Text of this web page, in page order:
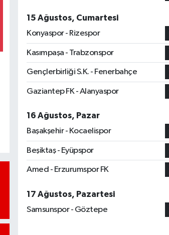
15 Ağustos, Cumartesi
Konyaspor - Rizespor
Kasımpaşa - Trabzonspor
Gençlerbirliği S.K. - Fenerbahçe
Gaziantep FK - Alanyaspor
16 Ağustos, Pazar
Başakşehir - Kocaelispor
Beşiktaş - Eyüpspor
Amed - Erzurumspor FK
17 Ağustos, Pazartesi
Samsunspor - Göztepe